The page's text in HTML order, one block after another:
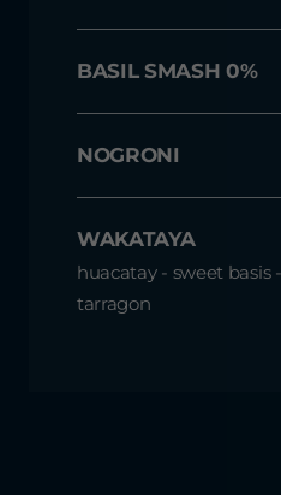
BASIL SMASH 0%
NOGRONI
WAKATAYA
huacatay - sweet basis
tarragon